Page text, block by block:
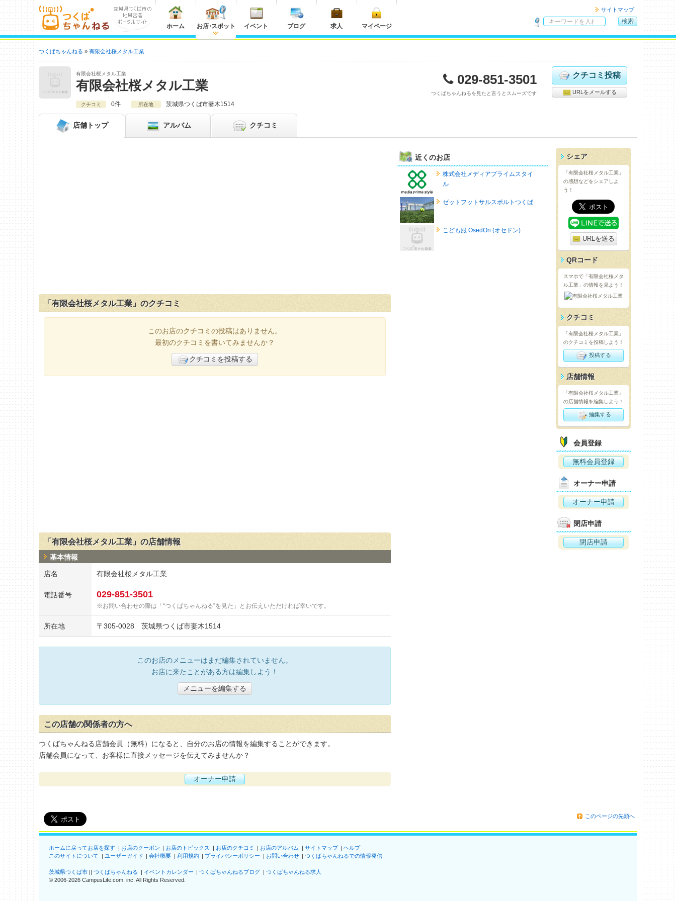
ホーム お店・スポット イベント ブログ 求人 マイページ
サイトマップ
内
索
検索
つくばちゃんねる 有限会社桜メタル工業
有限会社桜メタル工業
有限会社桜メタル工業 029-851-3501
つくばちゃんねるを見たと言うとスムーズです
クチコミ投稿
URLをメールする
クチコミ 0件 所在地 茨城県つくば市妻木1514
店舗 トップ アルバム クチコミ
「有限会社桜メタル工業」のクチコミ
このお店のクチコミの投稿はありません。
最初のクチコミを書いてみませんか？
クチコミを投稿する
「有限会社桜メタル工業」の店舗情報
基本情報
店名 有限会社桜メタル工業
電話番号 029-851-3501
お問い合わせの際は「“つくばちゃんねる”を見た」とお伝えいただければ幸いです。
所在地 〒 305-0028 茨城県つくば市妻木1514
このお店のメニューはまだ編集されていません。
お店に来たことがある方は編集しよう！
メニューを編集する
この店舗の関係者の方へ
つくばちゃんねる店舗会員（無料）になると、自分のお店の情報を編集することができます。
店舗会員になって、お客様に直接メッセージを伝えてみませんか？
オーナー申請
近くのお店
株式会社メディアプライムスタイ
ル
ゼットフットサルスポルトつくば
こども服 OsedOn (オセドン)
シェア
「有限会社桜メタル工業」
の感想などをシェアしよ
う！
URLを送る
QRコード
スマホで「有限会社桜メタ
ル工業」の情報を見よう！
クチコミ
「有限会社桜メタル工業」
のクチコミを投稿しよう！
投稿する
店舗情報
「有限会社桜メタル工業」
の店舗情報を編集しよう！
編集する
会員登録
無料会員登録
オーナー申請
オーナー申請
閉店申請
閉店申請
このページの先頭へ
ホームに戻ってお店を探す お店のクーポン お店のトピックス お店のクチコミ お店のアルバム サイトマップ
ヘルプ
このサイトについて
ユーザーガイド 会社概要 利用規約 プライバシーポリシー お問い合わせ つくばちゃんねるでの情報発信
茨城県つくば市 つくばちゃんねる イベントカレンダー つくばちゃんねるブログ
つくばちゃんねる求人
© 2006-2026 CampusLife.com, inc. All Rights Reserved